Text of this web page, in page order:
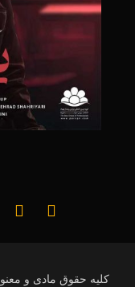
کلیه حقوق مادی و